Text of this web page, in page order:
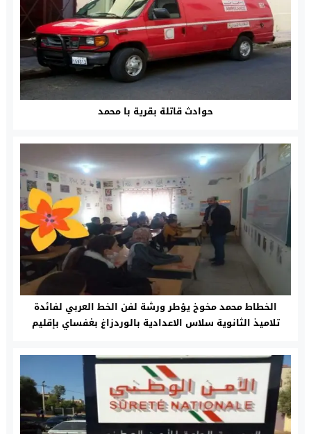
حوادث قاتلة بقرية با محمد
الخطاط محمد مخوخ يؤطر ورشة لفن الخط العربي لفائدة
تلاميذ الثانوية سلاس الاعدادية بالوردزاغ بغفساي بإقليم